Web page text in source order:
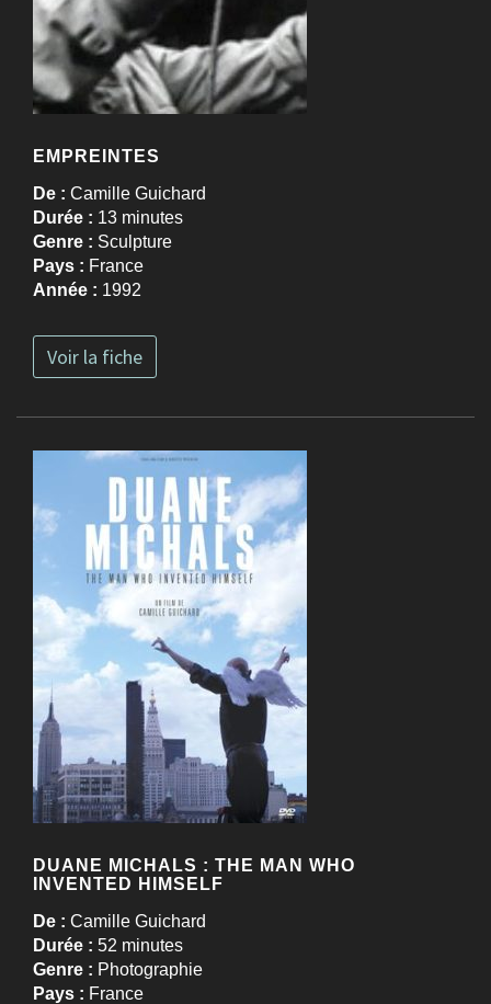
EMPREINTES
De : Camille Guichard
Durée : 13 minutes
Genre : Sculpture
Pays : France
Année : 1992
Voir la fiche
DUANE MICHALS : THE MAN WHO
INVENTED HIMSELF
De : Camille Guichard
Durée : 52 minutes
Genre : Photographie
Pays : France